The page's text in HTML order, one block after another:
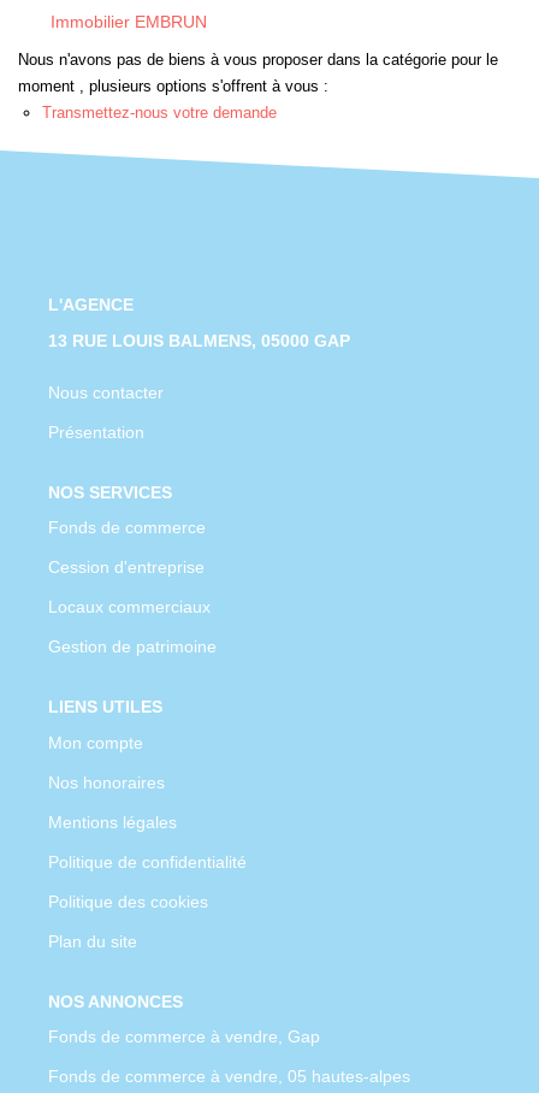
Immobilier EMBRUN
Nous n'avons pas de biens à vous proposer dans la catégorie pour le
moment , plusieurs options s'offrent à vous :
Transmettez-nous votre demande
L'AGENCE
13 RUE LOUIS BALMENS, 05000 GAP
Nous contacter
Présentation
NOS SERVICES
Fonds de commerce
Cession d'entreprise
Locaux commerciaux
Gestion de patrimoine
LIENS UTILES
Mon compte
Nos honoraires
Mentions légales
Politique de confidentialité
Politique des cookies
Plan du site
NOS ANNONCES
Fonds de commerce à vendre, Gap
Fonds de commerce à vendre, 05 hautes-alpes